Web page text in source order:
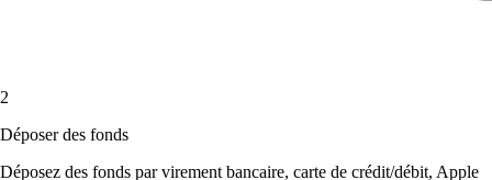
2
Déposer des fonds
Déposez des fonds par virement bancaire, carte de crédit/débit, Apple